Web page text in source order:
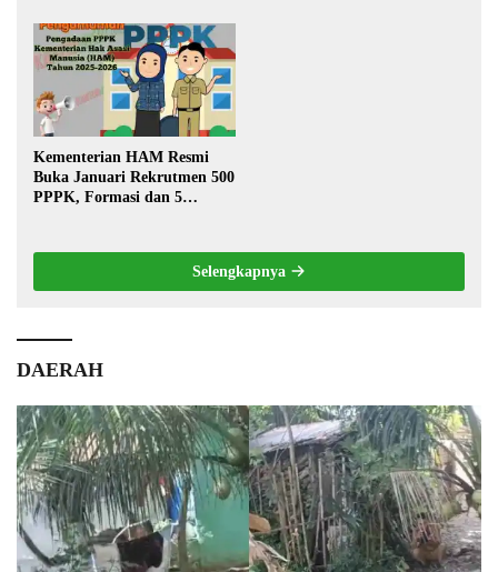
Warga
Kementerian HAM Resmi
Buka Januari Rekrutmen 500
PPPK, Formasi dan 5
Selengkapnya
DAERAH